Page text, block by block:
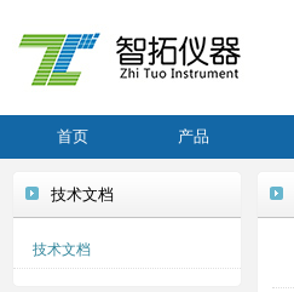
首页 产品
技术文档
技术文档